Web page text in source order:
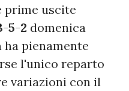
prime uscite
-5-2 domenica
pienamente
l'unico reparto
variazioni con il